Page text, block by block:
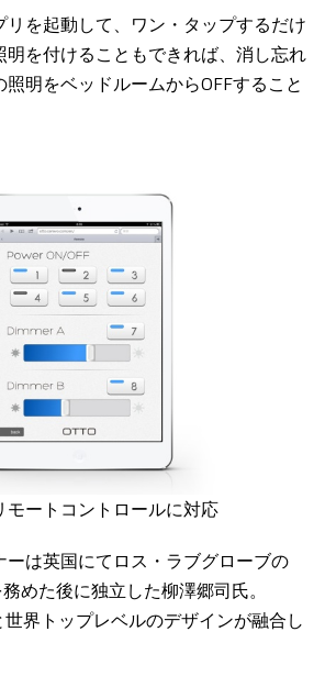
を起動して、ワン・タップするだけ
明を付けることもできれば、消し忘れ
明をベッドルームからOFFすること
ートコントロールに対応
ーは英国にてロス・ラブグローブの
めた後に独立した柳澤郷司氏。
世界トップレベルのデザインが融合し